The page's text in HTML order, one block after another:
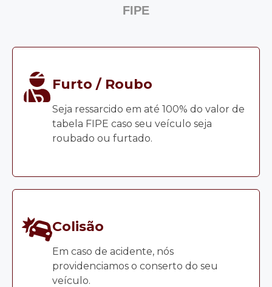
FIPE
Furto / Roubo
Seja ressarcido em até 100% do valor de
tabela FIPE caso seu veículo seja
roubado ou furtado.
Colisão
Em caso de acidente, nós
providenciamos o conserto do seu
veículo.